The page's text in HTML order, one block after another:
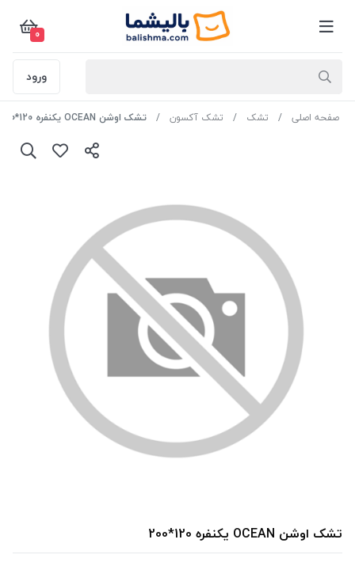
0
ورود
صفحه اصلی تشک تشک آکسون تشک اوشن OCEAN یکنفره 120*200
تشک اوشن OCEAN یکنفره 120*200